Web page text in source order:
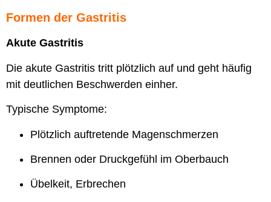
Formen der Gastritis
Akute Gastritis
Die akute Gastritis tritt plötzlich auf und geht häufig
mit deutlichen Beschwerden einher.
Typische Symptome:
Plötzlich auftretende Magenschmerzen
Brennen oder Druckgefühl im Oberbauch
Übelkeit, Erbrechen